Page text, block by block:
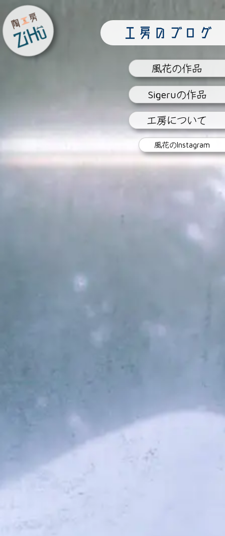
陶工房
ZiHu 工房のブログ
風花の作品
Sigeruの作品
工房について
風花のInstagram